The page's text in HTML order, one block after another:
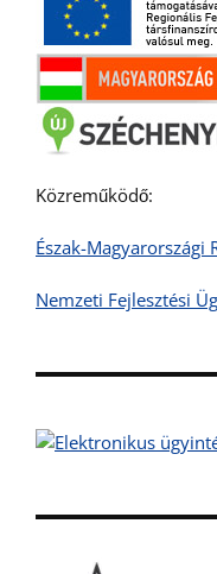
Közreműködő:
Észak-Magyarországi
Nemzeti Fejlesztési